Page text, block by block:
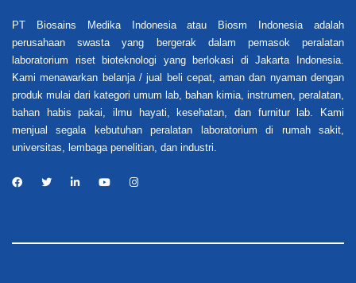
PT Biosains Medika Indonesia atau Biosm Indonesia adalah
perusahaan swasta yang bergerak dalam pemasok peralatan
laboratorium riset bioteknologi yang berlokasi di Jakarta Indonesia.
Kami menawarkan belanja / jual beli cepat, aman dan nyaman dengan
produk mulai dari kategori umum lab, bahan kimia, instrumen, peralatan,
bahan habis pakai, ilmu hayati, kesehatan, dan furnitur lab. Kami
menjual segala kebutuhan peralatan laboratorium di rumah sakit,
universitas, lembaga penelitian, dan industri.